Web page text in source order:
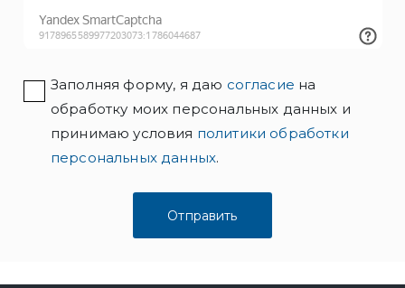
Заполняя форму, я даю согласие на
обработку моих персональных данных и
принимаю условия политики обработки
персональных данных.